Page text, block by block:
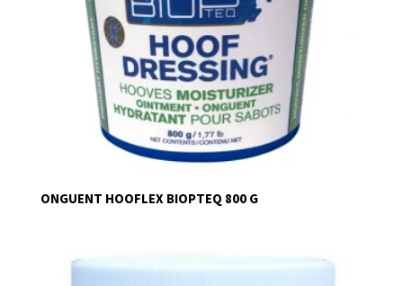
ONGUENT HOOFLEX BIOPTEQ 800 G